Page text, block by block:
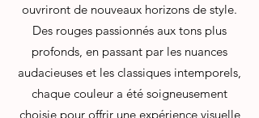
ouvriront de nouveaux horizons de style.
Des rouges passionnés aux tons plus
profonds, en passant par les nuances
audacieuses et les classiques intemporels,
chaque couleur a été soigneusement
choisie pour offrir une expérience visuelle